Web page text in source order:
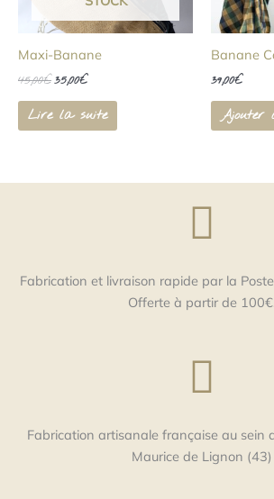
Maxi-Banane
45,00€35,00€
Lire la suite
Banane
39,00€
Ajouter
Fabrication et livraison rapide par la
Offerte à partir de
Fabrication artisanale française au sein
Maurice de Lignon (43)